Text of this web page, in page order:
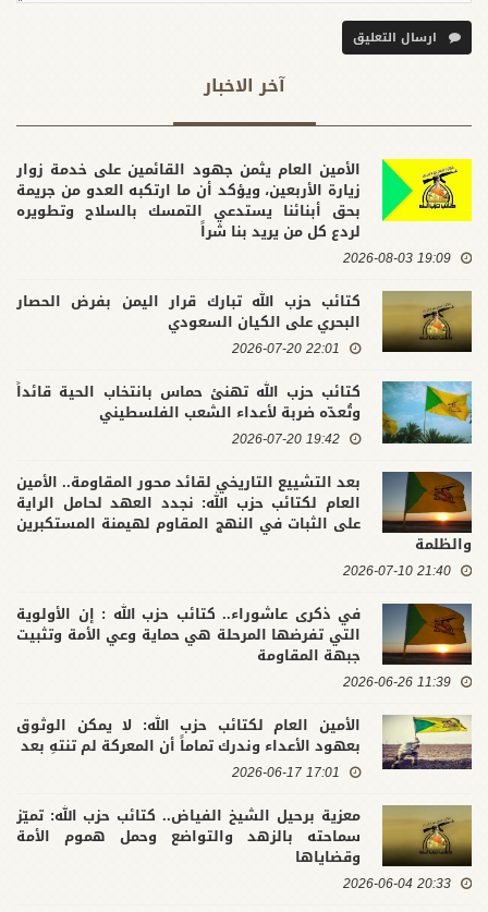
ارسال التعليق
آخر الاخبار
الأمين العام يثمن جهود القائمين على خدمة زوار
زيارة الأربعين، ويؤكد أن ما ارتكبه العدو من جريمة
بحق أبنائنا يستدعي التمسك بالسلاح وتطويره
لردع كل من يريد بنا شراً
19:09 2026-08-03
كتائب حزب الله تبارك قرار اليمن بفرض الحصار
البحري على الكيان السعودي
22:01 2026-07-20
كتائب حزب الله تهنئ حماس بانتخاب الحية قائداً
وتُعدّه ضربة لأعداء الشعب الفلسطيني
19:42 2026-07-20
بعد التشييع التاريخي لقائد محور المقاومة.. الأمين
العام لكتائب حزب الله: نجدد العهد لحامل الراية
على الثبات في النهج المقاوم لهيمنة المستكبرين
والظلمة
21:40 2026-07-10
في ذكرى عاشوراء.. كتائب حزب الله : إن الأولوية
التي تفرضها المرحلة هي حماية وعي الأمة وتثبيت
جبهة المقاومة
11:39 2026-06-26
الأمين العام لكتائب حزب الله: لا يمكن الوثوق
بعهود الأعداء وندرك تماماً أن المعركة لم تنتهِ بعد
17:01 2026-06-17
معزية برحيل الشيخ الفياض.. كتائب حزب الله: تميّز
سماحته بالزهد والتواضع وحمل هموم الأمة
وقضاياها
20:33 2026-06-04